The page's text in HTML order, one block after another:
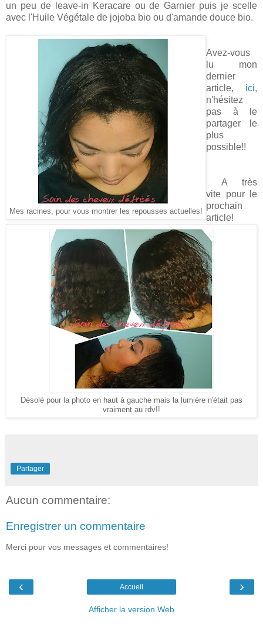
un peu de leave-in Keracare ou de Garnier puis je scelle
avec l'Huile Végétale de jojoba bio ou d'amande douce bio.
Mes racines, pour vous montrer les repousses actuelles!
Avez-vous
lu mon
dernier
article, ici,
n'hésitez
pas à le
partager le
plus
possible!!
Désolé pour la photo en haut à gauche mais la lumière n'était pas
vraiment au rdv!!
A très
vite pour le
prochain
article!
Partager
Aucun commentaire:
Enregistrer un commentaire
Merci pour vos messages et commentaires!
‹ ›
Accueil
Afficher la version Web